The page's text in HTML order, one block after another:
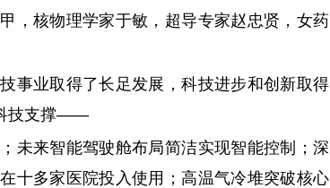
，核物理学家于敏，超导专家赵忠贤，女药
业取得了长足发展，科技进步和创新取得
技支撑——
来智能驾驶舱布局简洁实现智能控制；深
十多家医院投入使用；高温气冷堆突破核心